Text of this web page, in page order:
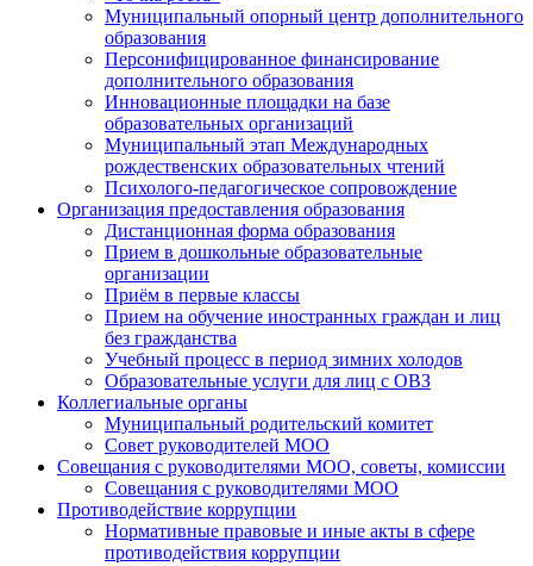
Муниципальный опорный центр дополнительного
образования
Персонифицированное финансирование
дополнительного образования
Инновационные площадки на базе
образовательных организаций
Муниципальный этап Международных
рождественских образовательных чтений
Психолого-педагогическое сопровождение
Организация предоставления образования
Дистанционная форма образования
Прием в дошкольные образовательные
организации
Приём в первые классы
Прием на обучение иностранных граждан и лиц
без гражданства
Учебный процесс в период зимних холодов
Образовательные услуги для лиц с ОВЗ
Коллегиальные органы
Муниципальный родительский комитет
Совет руководителей МОО
Совещания с руководителями МОО, советы, комиссии
Совещания с руководителями МОО
Противодействие коррупции
Нормативные правовые и иные акты в сфере
противодействия коррупции